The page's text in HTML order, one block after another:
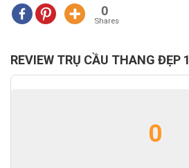
0
Shares
REVIEW TRỤ CẦU THANG ĐẸP 1
0